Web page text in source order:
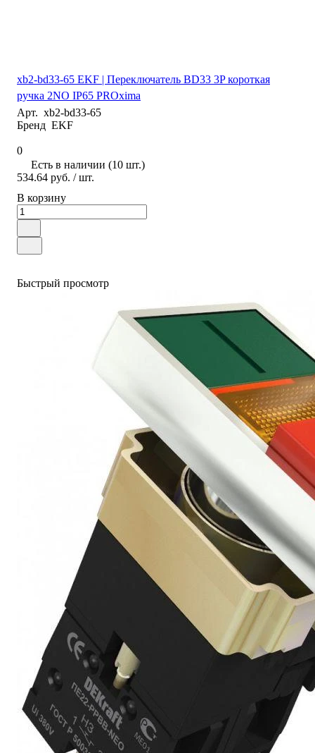
xb2-bd33-65 EKF | Переключатель BD33 3P короткая
ручка 2NO IP65 PROxima
Арт. xb2-bd33-65
Бренд EKF
0
Есть в наличии (10 шт.)
534.64 руб. / шт.
В корзину
Быстрый просмотр